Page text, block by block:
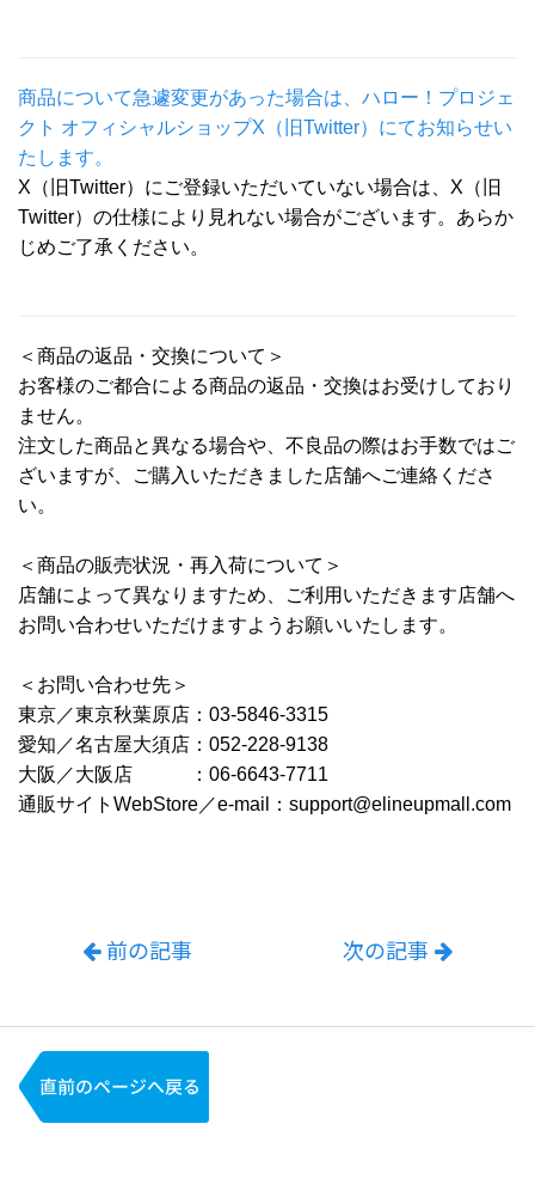
商品について急遽変更があった場合は、ハロー！プロジェ
クト オフィシャルショップX（旧Twitter）にてお知らせい
たします。
X（旧Twitter）にご登録いただいていない場合は、X（旧
Twitter）の仕様により見れない場合がございます。あらか
じめご了承ください。
＜商品の返品・交換について＞
お客様のご都合による商品の返品・交換はお受けしており
ません。
注文した商品と異なる場合や、不良品の際はお手数ではご
ざいますが、ご購入いただきました店舗へご連絡くださ
い。
＜商品の販売状況・再入荷について＞
店舗によって異なりますため、ご利用いただきます店舗へ
お問い合わせいただけますようお願いいたします。
＜お問い合わせ先＞
東京／東京秋葉原店：03-5846-3315
愛知／名古屋大須店：052-228-9138
大阪／大阪店 ：06-6643-7711
通販サイトWebStore／e-mail：support@elineupmall.com
前の記事 次の記事